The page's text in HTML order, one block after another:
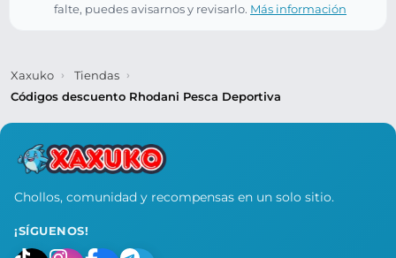
falte, puedes avisarnos y revisarlo. Más información
Xaxuko
Tiendas
Códigos descuento Rhodani Pesca Deportiva
Chollos, comunidad y recompensas en un solo sitio.
¡SÍGUENOS!